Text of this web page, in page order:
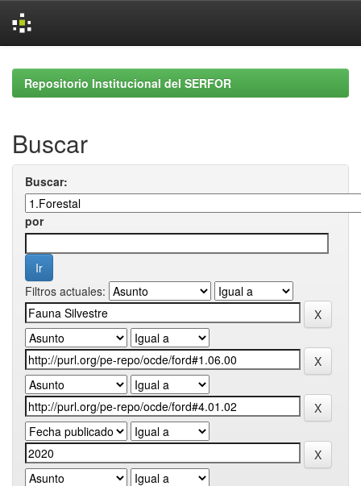
navigationRepositorio Institucional del SERFOR
Buscar
Buscar:
por
Filtros actuales: